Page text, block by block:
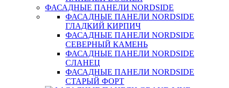
ФАСАДНЫЕ ПАНЕЛИ NORDSIDE
ФАСАДНЫЕ ПАНЕЛИ NORDSIDE
ГЛАДКИЙ КИРПИЧ
ФАСАДНЫЕ ПАНЕЛИ NORDSIDE
СЕВЕРНЫЙ КАМЕНЬ
ФАСАДНЫЕ ПАНЕЛИ NORDSIDE
СЛАНЕЦ
ФАСАДНЫЕ ПАНЕЛИ NORDSIDE
СТАРЫЙ ФОРТ